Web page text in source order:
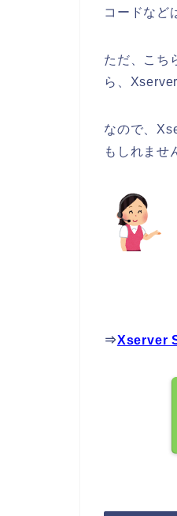
コードなど
ただ、こち
ら、
なので、
もしれませ
⇒Xserver